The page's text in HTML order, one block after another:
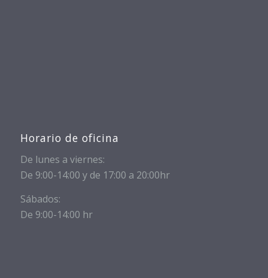
Horario de oficina
De lunes a viernes:
De 9:00-14:00 y de 17:00 a 20:00hr
Sábados:
De 9:00-14:00 hr